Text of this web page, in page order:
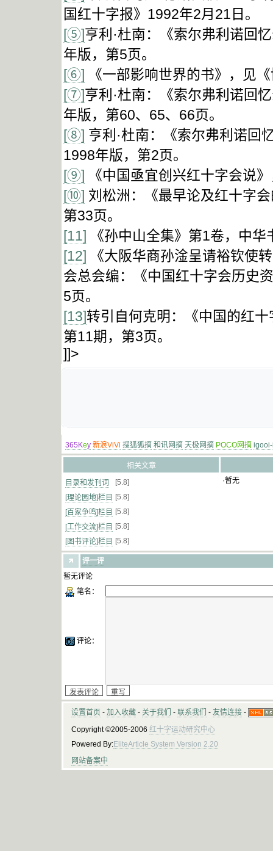
国红十字报》1992年2月21日。
[⑤]亨利·杜南：《索尔弗利诺回
年版，第5页。
[⑥] 《一部影响世界的书》，见
[⑦]亨利·杜南：《索尔弗利诺回
年版，第60、65、66页。
[⑧] 亨利·杜南：《索尔弗利诺回
1998年版，第2页。
[⑨] 《中国亟宜创兴红十字会说
[⑩] 刘松洲：《最早论及红十字
第33页。
[11] 《孙中山全集》第1卷，中
[12] 《大阪华商孙淦呈请裕钦使
会总会编：《中国红十字会历史
5页。
[13]转引自何克明：《中国的红
第11期，第3页。
]]>
365Key 新浪ViVi 搜狐狐摘 和讯网摘 天极网摘 POCO网摘
相关文章
目录和发刊词
[5.8]
[理论园地]栏目
[5.8]
[百家争鸣]栏目
[5.8]
[工作交流]栏目
[5.8]
[图书评论]栏目
[5.8]
·暂无
评一评
暂无评论
笔名：
评论：
设置首页 - 加入收藏 - 关于我们 - 联系我们 - 友情连接 -
Copyright ©2005-2006 红十字运动研究中心
Powered By:EliteArticle System Version 2.20
网站备案中